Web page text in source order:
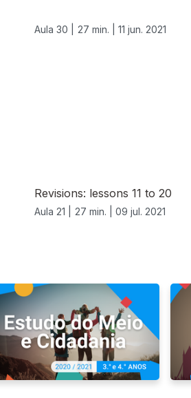
Aula 30 | 27 min. | 11 jun. 2021
Revisions: lessons 11 to 20
Aula 21 | 27 min. | 09 jul. 2021